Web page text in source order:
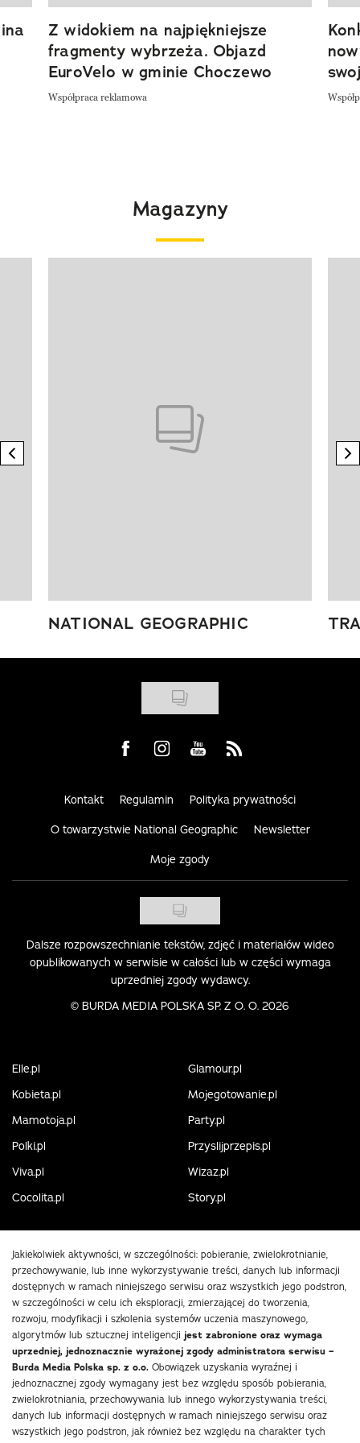
Z widokiem na najpiękniejsze
fragmenty wybrzeża. Objazd
EuroVelo w gminie Choczewo
Współpraca reklamowa
Magazyny
previous element
NATIONAL GEOGRAPHIC
Visit us on Facebook
Visit us on Instagram
Visit us on Youtube
Visit us on Rss
Kontakt Regulamin Polityka prywatności
O towarzystwie National Geographic Newsletter
Moje zgody
Dalsze rozpowszechnianie tekstów, zdjęć i materiałów wideo
opublikowanych w serwisie w całości lub w części wymaga
uprzedniej zgody wydawcy.
© BURDA MEDIA POLSKA SP. Z O. O. 2026
Elle.pl
Glamour.pl
Kobieta.pl
Mojegotowanie.pl
Mamotoja.pl
Party.pl
Polki.pl
Przyslijprzepis.pl
Viva.pl
Wizaz.pl
Cocolita.pl
Story.pl
Jakiekolwiek aktywności, w szczególności: pobieranie, zwielokrotnianie,
przechowywanie, lub inne wykorzystywanie treści, danych lub informacji
dostępnych w ramach niniejszego serwisu oraz wszystkich jego podstron,
w szczególności w celu ich eksploracji, zmierzającej do tworzenia,
rozwoju, modyfikacji i szkolenia systemów uczenia maszynowego,
algorytmów lub sztucznej inteligencji jest zabronione oraz wymaga
uprzedniej, jednoznacznie wyrażonej zgody administratora serwisu –
Burda Media Polska sp. z o.o. Obowiązek uzyskania wyraźnej i
jednoznacznej zgody wymagany jest bez względu sposób pobierania,
zwielokrotniania, przechowywania lub innego wykorzystywania treści,
danych lub informacji dostępnych w ramach niniejszego serwisu oraz
wszystkich jego podstron, jak również bez względu na charakter tych